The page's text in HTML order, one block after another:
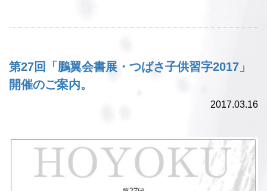
第27回「鵬翼会書展・つばさ子供習字2017」
開催のご案内。
2017.03.16